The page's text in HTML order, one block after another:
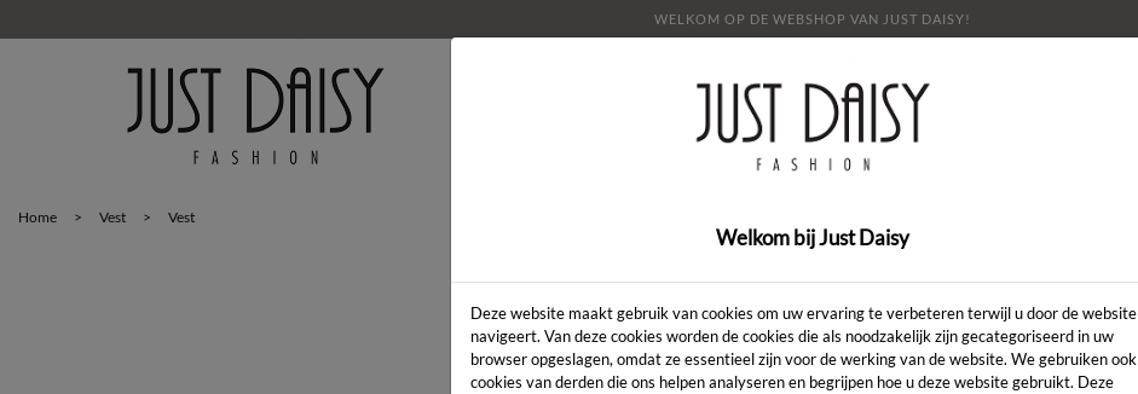
WELKOM OP DE WEBSHOP VAN JUST DAISY!
SALE OVER ONS LOOKBOOK
CONTACT
Home > Vest > Vest
LENGTE: *
Welkom bij Just Daisy
Deze website maakt gebruik van cookies om uw ervaring te verbeteren terwijl u door de website
navigeert. Van deze cookies worden de cookies die als noodzakelijk zijn gecategoriseerd in uw
browser opgeslagen, omdat ze essentieel zijn voor de werking van de website. We gebruiken ook
cookies van derden die ons helpen analyseren en begrijpen hoe u deze website gebruikt. Deze